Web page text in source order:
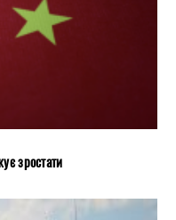
зростати